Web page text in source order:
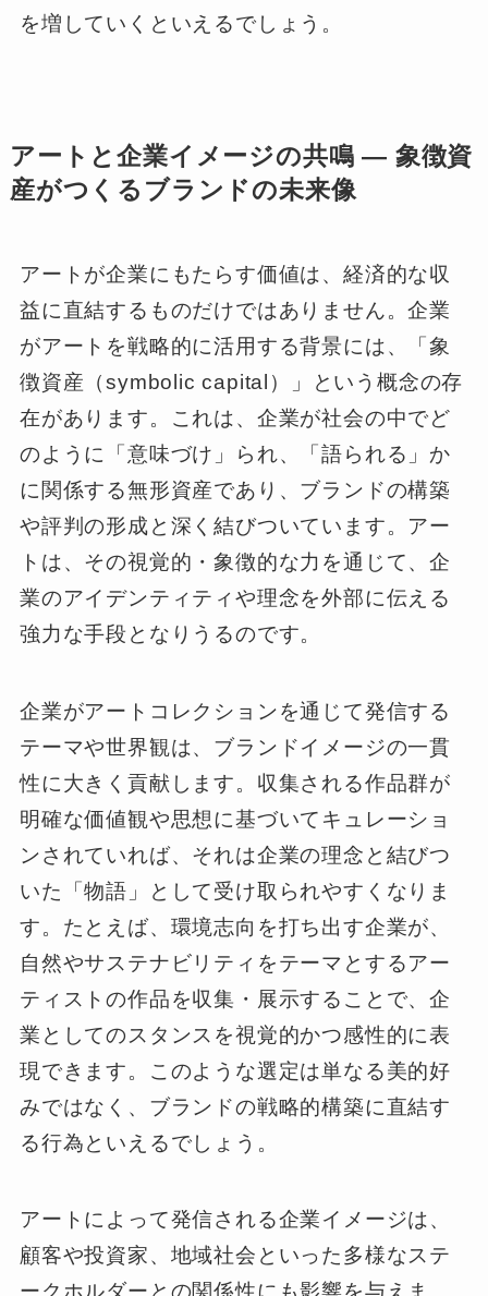
を増していくといえるでしょう。
アートと企業イメージの共鳴 ― 象徴資
産がつくるブランドの未来像
アートが企業にもたらす価値は、経済的な収
益に直結するものだけではありません。企業
がアートを戦略的に活用する背景には、「象
徴資産（symbolic capital）」という概念の存
在があります。これは、企業が社会の中でど
のように「意味づけ」られ、「語られる」か
に関係する無形資産であり、ブランドの構築
や評判の形成と深く結びついています。アー
トは、その視覚的・象徴的な力を通じて、企
業のアイデンティティや理念を外部に伝える
強力な手段となりうるのです。
企業がアートコレクションを通じて発信する
テーマや世界観は、ブランドイメージの一貫
性に大きく貢献します。収集される作品群が
明確な価値観や思想に基づいてキュレーショ
ンされていれば、それは企業の理念と結びつ
いた「物語」として受け取られやすくなりま
す。たとえば、環境志向を打ち出す企業が、
自然やサステナビリティをテーマとするアー
ティストの作品を収集・展示することで、企
業としてのスタンスを視覚的かつ感性的に表
現できます。このような選定は単なる美的好
みではなく、ブランドの戦略的構築に直結す
る行為といえるでしょう。
アートによって発信される企業イメージは、
顧客や投資家、地域社会といった多様なステ